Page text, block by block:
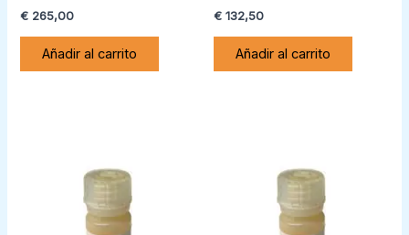
€ 265,00
Añadir al carrito
€ 132,50
Añadir al carrito